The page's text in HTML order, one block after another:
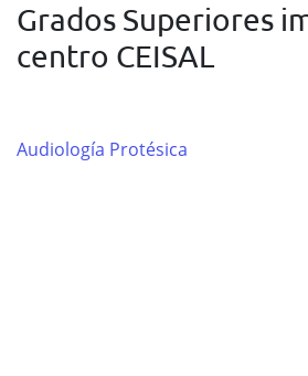
Grados Superiores
centro CEISAL
Audiología Protésica